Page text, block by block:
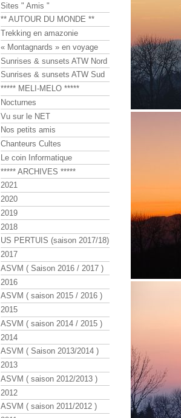
Sites " Amis "
** AUTOUR DU MONDE **
Trekking en amazonie
« Montagnards » en voyage
Sunrises & sunsets ATW Nord
Sunrises & sunsets ATW Sud
***** MELI-MELO *****
Nocturnes
Vu sur le NET
Nos petits amis
Chanteurs Cultes
Le coin Informatique
***** ARCHIVES *****
2021
2020
2019
2018
US PERTUIS (saison 2017/18)
2017
ASVM ( Saison 2016 / 2017 )
2016
ASVM ( saison 2015 / 2016 )
2015
ASVM ( saison 2014 / 2015 )
2014
ASVM ( Saison 2013/2014 )
2013
ASVM ( saison 2012/2013 )
2012
ASVM ( saison 2011/2012 )